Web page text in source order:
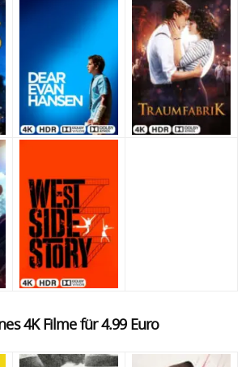
4K Filme für 4.99 Euro